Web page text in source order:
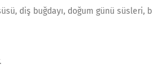
diş buğdayı, doğum günü süsleri,